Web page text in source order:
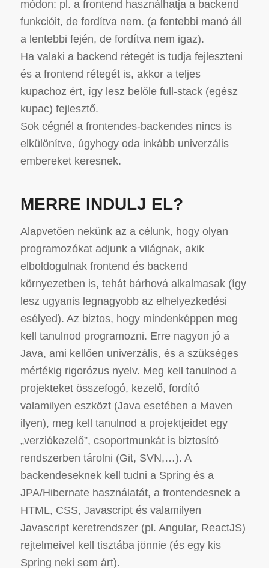
módon: pl. a frontend használhatja a backend
funkcióit, de fordítva nem. (a fentebbi manó áll
a lentebbi fején, de fordítva nem igaz).
Ha valaki a backend rétegét is tudja fejleszteni
és a frontend rétegét is, akkor a teljes
kupachoz ért, így lesz belőle full-stack (egész
kupac) fejlesztő.
Sok cégnél a frontendes-backendes nincs is
elkülönítve, úgyhogy oda inkább univerzális
embereket keresnek.
MERRE INDULJ EL?
Alapvetően nekünk az a célunk, hogy olyan
programozókat adjunk a világnak, akik
elboldogulnak frontend és backend
környezetben is, tehát bárhová alkalmasak (így
lesz ugyanis legnagyobb az elhelyezkedési
esélyed). Az biztos, hogy mindenképpen meg
kell tanulnod programozni. Erre nagyon jó a
Java, ami kellően univerzális, és a szükséges
mértékig rigorózus nyelv. Meg kell tanulnod a
projekteket összefogó, kezelő, fordító
valamilyen eszközt (Java esetében a Maven
ilyen), meg kell tanulnod a projektjeidet egy
„verziókezelő”, csoportmunkát is biztosító
rendszerben tárolni (Git, SVN,…). A
backendeseknek kell tudni a Spring és a
JPA/Hibernate használatát, a frontendesnek a
HTML, CSS, Javascript és valamilyen
Javascript keretrendszer (pl. Angular, ReactJS)
rejtelmeivel kell tisztába jönnie (és egy kis
Spring neki sem árt).